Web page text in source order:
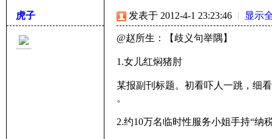
虎子 发表于 2012-4-1 23:23:46 | 显示
@赵所生：【歧义句举隅】
1.女儿红焖猪肘
某报副刊标题。初看吓人一跳，细
。
2.约10万名临时性服务小姐手持“纳